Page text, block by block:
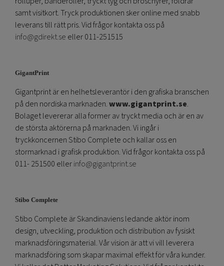
samt visitkort. Tryck produktionen sker online med snabb
leverans till rätt pris. Vid frågor kontakta oss på
info@gdirekt.se eller 011-251515
GigantPrint
Gigantprint är en helhetsleverantör i den grafiska branschen
på den nordiska marknaden.www.gigantprint.se.
Bolaget levererar alla former av tryckt media och är en av
de största aktörerna på marknaden. Vi ingår i
tryckkoncernen Stibo Complete och kallar oss en
stormarknad i grafisk produktion. Vid frågor kontakta oss på
011- 251500 ellerinfo@gigantprint.se
Stibo Complete
Stibo Complete är Skandinaviens ledande aktör inom
design, utveckling, produktion och distribution av fysiskt
marknadsföringsmaterial. Vår vision är att vi vill leverera
marknadsföring som skapar maximal effekt för våra kunder.